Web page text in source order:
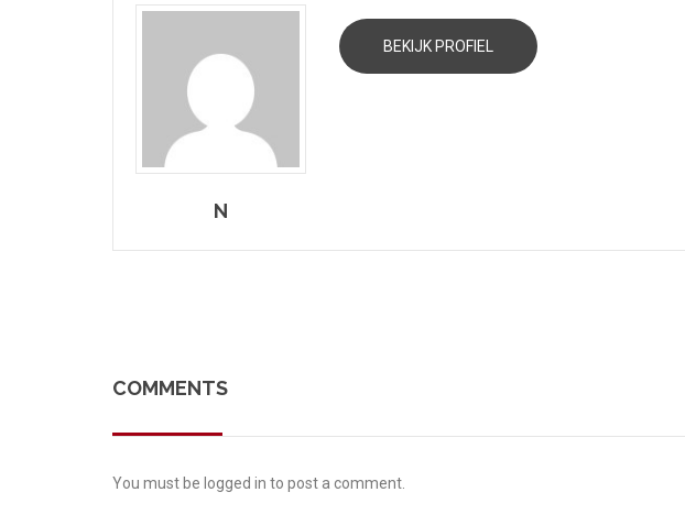
N
BEKIJK PROFIEL
COMMENTS
You must be logged in to post a comment.